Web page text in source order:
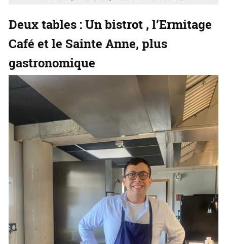
Deux tables : Un bistrot , l’Ermitage
Café et le Sainte Anne, plus
gastronomique